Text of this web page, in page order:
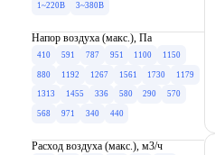
1~220В 3~380В
Напор воздуха (макс.), Па
410 591 787 951 1100 1150
880 1192 1267 1561 1730 1179
1313 1455 336 580 290 570
568 971 340 440
Расход воздуха (макс.), м3/ч